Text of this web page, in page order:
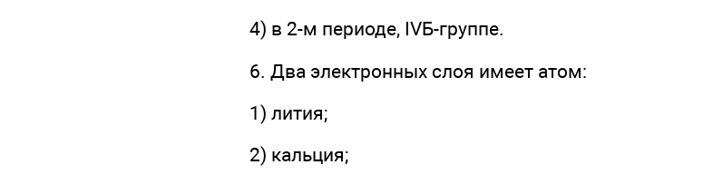
4) в 2-м периоде, IVБ-группе.
6. Два электронных слоя имеет атом:
1) лития;
2) кальция;